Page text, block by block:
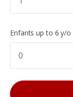
Enfants up to 6 y/o